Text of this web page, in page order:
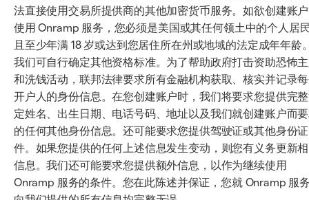
法直接使用交易所提供商的其他加密货币服务。如欲创建账
使用 Onramp 服务，您必须是美国或其任何领土中的个人居
且至少年满 18 岁或达到您居住所在州或地域的法定成年年龄
我们可自行确定其他资格标准。为了帮助政府打击资助恐怖
和洗钱活动，联邦法律要求所有金融机构获取、核实并记录
开户人的身份信息。在您创建账户时，我们将要求您提供完
定姓名、出生日期、电话号码、地址以及我们就创建账户而
的任何其他身份信息。还可能要求您提供驾驶证或其他身份证
件。如果您提供的任何上述信息发生变动，则您有义务更新
信息。我们还可能要求您提供额外信息，以作为继续使用
Onramp 服务的条件。您在此陈述并保证，您就 Onramp 服